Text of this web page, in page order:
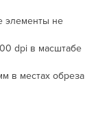
элементы не
dpi в масштабе
в местах обреза